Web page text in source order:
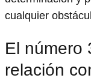
cualquier
El número
relación